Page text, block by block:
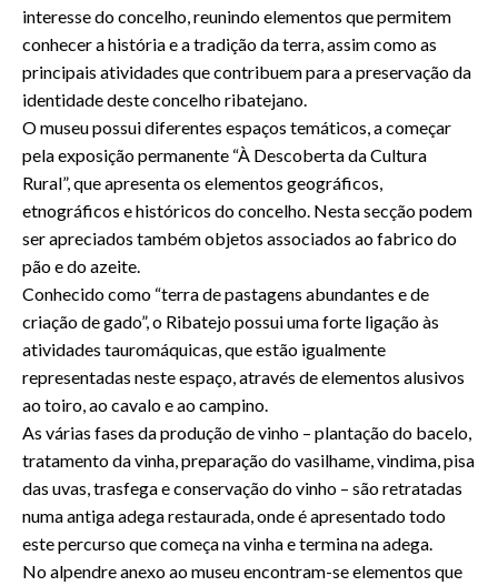
interesse do concelho, reunindo elementos que permitem
conhecer a história e a tradição da terra, assim como as
principais atividades que contribuem para a preservação da
identidade deste concelho ribatejano.
O museu possui diferentes espaços temáticos, a começar
pela exposição permanente “À Descoberta da Cultura
Rural”, que apresenta os elementos geográficos,
etnográficos e históricos do concelho. Nesta secção podem
ser apreciados também objetos associados ao fabrico do
pão e do azeite.
Conhecido como “terra de pastagens abundantes e de
criação de gado”, o Ribatejo possui uma forte ligação às
atividades tauromáquicas, que estão igualmente
representadas neste espaço, através de elementos alusivos
ao toiro, ao cavalo e ao campino.
As várias fases da produção de vinho – plantação do bacelo,
tratamento da vinha, preparação do vasilhame, vindima, pisa
das uvas, trasfega e conservação do vinho – são retratadas
numa antiga adega restaurada, onde é apresentado todo
este percurso que começa na vinha e termina na adega.
No alpendre anexo ao museu encontram-se elementos que